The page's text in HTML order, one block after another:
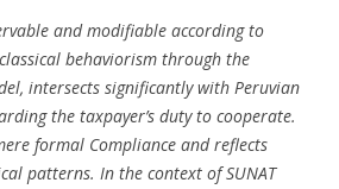
and modifiable according to
behaviorism through the
intersects significantly with Peruvian
the taxpayer’s duty to cooperate.
formal Compliance and reflects
patterns. In the context of SUNAT